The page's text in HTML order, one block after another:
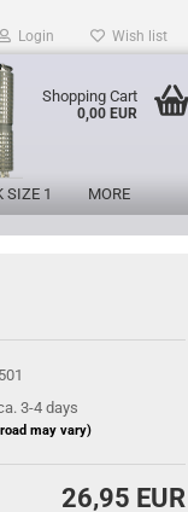
Login Wish list
Shopping Cart
0,00 EUR
SIZE 1 MORE
3-4 days
may vary)
26,95 EUR